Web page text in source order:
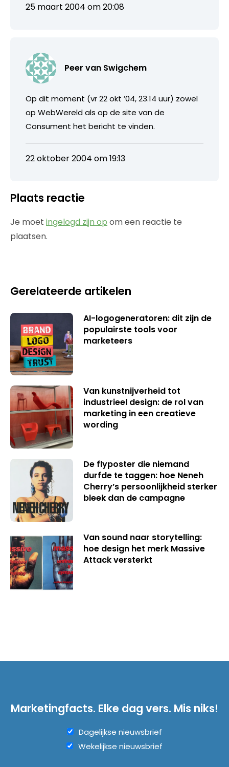
25 maart 2004 om 20:08
Peer van Swigchem
Op dit moment (vr 22 okt ’04, 23.14 uur) zowel
op WebWereld als op de site van de
Consument het bericht te vinden.
22 oktober 2004 om 19:13
Plaats reactie
Je moet ingelogd zijn op om een reactie te
plaatsen.
Gerelateerde artikelen
AI-logogeneratoren: dit zijn de
populairste tools voor
marketeers
Van kunstnijverheid tot
industrieel design: de rol van
marketing in een creatieve
wording
De flyposter die niemand
durfde te taggen: hoe Neneh
Cherry’s persoonlijkheid sterker
bleek dan de campagne
Van sound naar storytelling:
hoe design het merk Massive
Attack versterkt
Marketingfacts. Elke dag vers. Mis niks!
Dagelijkse nieuwsbrief
Wekelijkse nieuwsbrief